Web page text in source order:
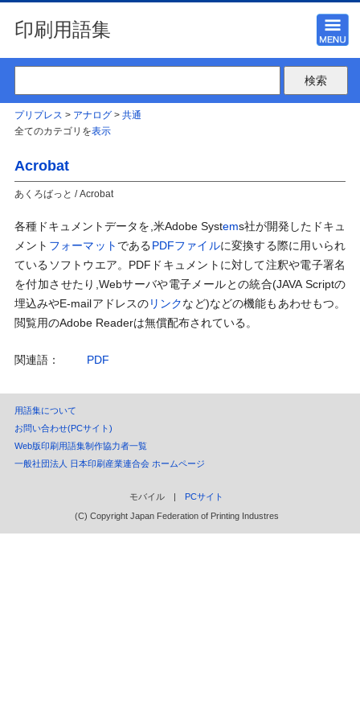
印刷用語集
プリプレス > アナログ> 共通
全てのカテゴリを表示
Acrobat
あくろばっと / Acrobat
各種ドキュメントデータを,米Adobe Systems社が開発したドキュ
メント フォーマット である PDFファイルに変換する際に用いられ
ているソフトウエア。PDFドキュメントに対して注釈や電子署名
を付加させたり,Webサーバや電子メールとの統合(JAVA Scriptの
埋込みやE-mailアドレスのリンクなど)などの機能もあわせもつ。
閲覧用のAdobe Readerは無償配布されている。
関連語： PDF
用語集について
お問い合わせ(PCサイト)
Web版印刷用語集制作協力者一覧
一般社団法人 日本印刷産業連合会 ホームページ
モバイル | PCサイト
(C) Copyright Japan Federation of Printing Industres